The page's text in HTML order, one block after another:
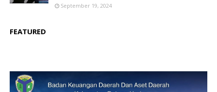
September 19, 2024
FEATURED